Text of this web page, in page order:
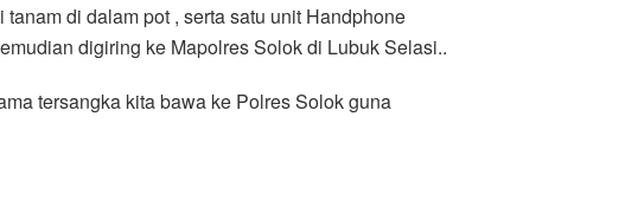
di dalam pot , serta satu unit Handphone
digiring ke Mapolres Solok di Lubuk Selasi..
tersangka kita bawa ke Polres Solok guna